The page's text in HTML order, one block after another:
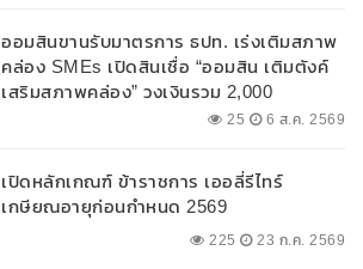
ออมสินขานรับมาตรการ ธปท. เร่งเติมสภาพ
คล่อง SMEs เปิดสินเชื่อ “ออมสิน เติมตังค์
เสริมสภาพคล่อง” วงเงินรวม 2,000
ลบ.สนับสนุนเงินทุนหมุนเวียนวงเงินกู้สูงสุด
25 6 ส.ค. 2569
เปิดหลักเกณฑ์ ข้าราชการ เออลี่รีไทร์
เกษียณอายุก่อนกำหนด 2569
225 23 ก.ค. 2569